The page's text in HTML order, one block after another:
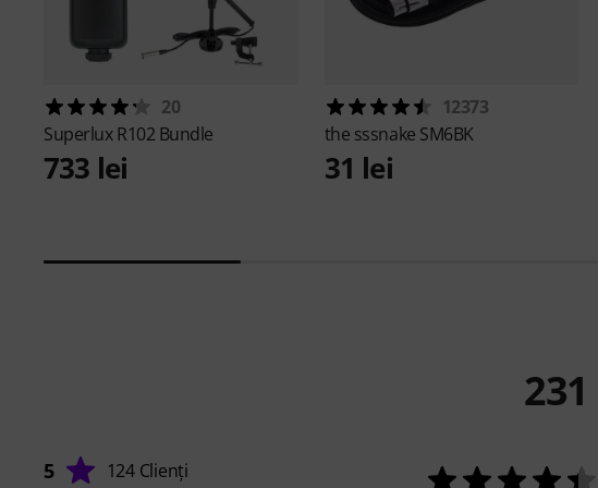
20
SuperluxR102 Bundle
733 lei
12373
the sssnake SM6BK
31 lei
231
5 124 Clienți